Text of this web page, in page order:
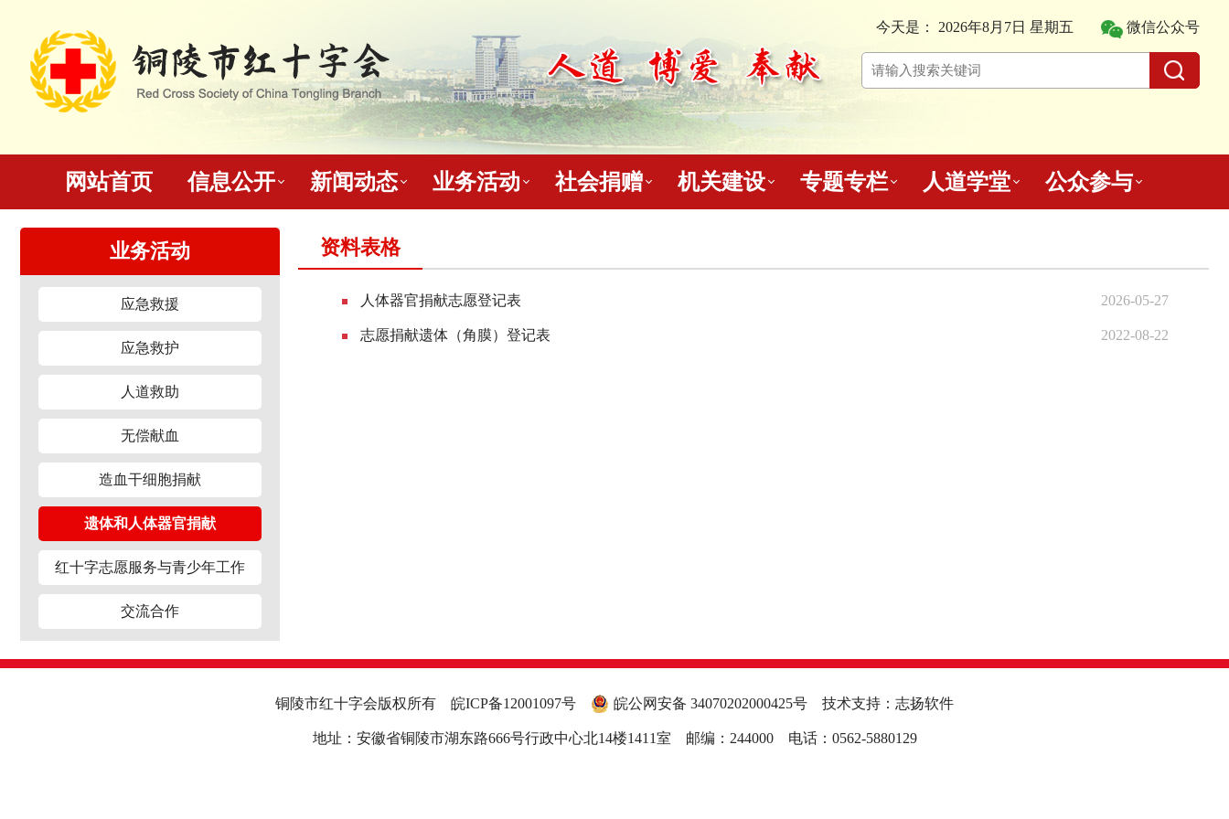
微信公众号
今天是： 2026年8月7日 星期五
网站首页 信息公开 新闻动态 业务活动 社会捐赠 机关建设 专题专栏 人道学堂 公众参与
业务活动
应急救援
应急救护
人道救助
无偿献血
造血干细胞捐献
遗体和人体器官捐献
红十字志愿服务与青少年工作
交流合作
资料表格
2026-05-27
人体器官捐献志愿登记表
2022-08-22
志愿捐献遗体（角膜）登记表
铜陵市红十字会版权所有 皖ICP备12001097号 皖公网安备 34070202000425号 技术支持：志扬软件
地址：安徽省铜陵市湖东路666号行政中心北14楼1411室 邮编：244000 电话：0562-5880129